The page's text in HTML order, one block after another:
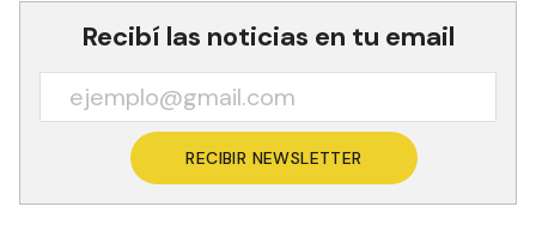
Recibí las noticias en tu email
RECIBIR NEWSLETTER